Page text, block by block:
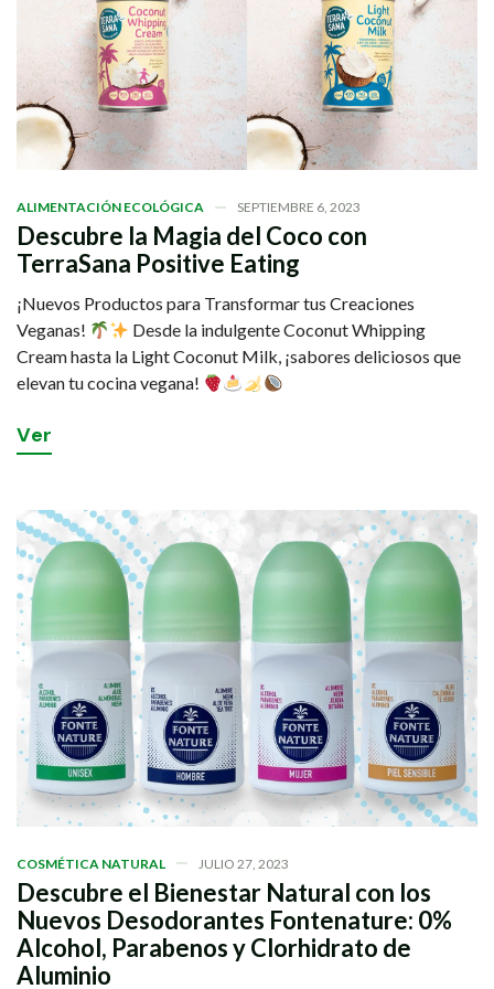
ALIMENTACIÓN ECOLÓGICA SEPTIEMBRE 6, 2023
Descubre la Magia del Coco con
TerraSana Positive Eating
¡Nuevos Productos para Transformar tus Creaciones
Veganas!
Desde la indulgente Coconut Whipping
Cream hasta la Light Coconut Milk, ¡sabores deliciosos que
elevan tu cocina vegana!
Ver
COSMÉTICA NATURAL JULIO 27, 2023
Descubre el Bienestar Natural con los
Nuevos Desodorantes Fontenature: 0%
Alcohol, Parabenos y Clorhidrato de
Aluminio